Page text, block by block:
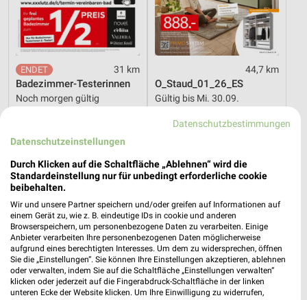
31 km
Badezimmer-Testerinnen
Noch morgen gültig
44,7 km
O_Staud_01_26_ES
Gültig bis Mi. 30.09.
Zurbrüggen
Datenschutzbestimmungen
Datenschutzeinstellungen
Durch Klicken auf die Schaltfläche „Ablehnen“ wird die
Standardeinstellung nur für unbedingt erforderliche cookie
beibehalten.
Wir und unsere Partner speichern und/oder greifen auf Informationen auf
einem Gerät zu, wie z. B. eindeutige IDs in cookie und anderen
Browserspeichern, um personenbezogene Daten zu verarbeiten. Einige
Anbieter verarbeiten Ihre personenbezogenen Daten möglicherweise
aufgrund eines berechtigten Interesses. Um dem zu widersprechen, öffnen
Sie die „Einstellungen“. Sie können Ihre Einstellungen akzeptieren, ablehnen
oder verwalten, indem Sie auf die Schaltfläche „Einstellungen verwalten“
klicken oder jederzeit auf die Fingerabdruck-Schaltfläche in der linken
unteren Ecke der Website klicken. Um Ihre Einwilligung zu widerrufen,